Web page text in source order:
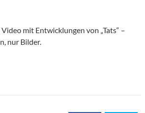
mit Entwicklungen von „Tats“ –
nur Bilder.